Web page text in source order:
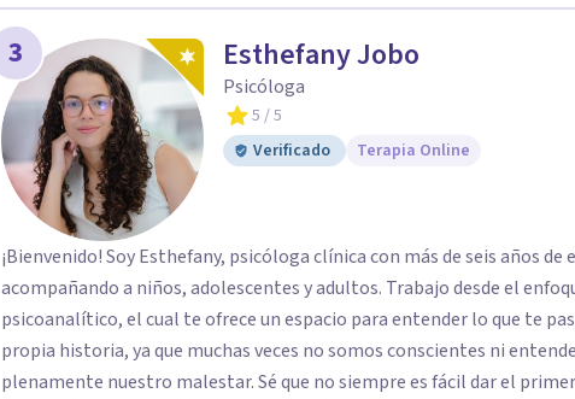
3 Esthefany Jobo
Psicóloga
5 / 5
Verificado
Terapia Online
¡Bienvenido! Soy Esthefany, psicóloga clínica con más de seis años de
acompañando a niños, adolescentes y adultos. Trabajo desde el
psicoanalítico, el cual te ofrece un espacio para entender lo que te
propia historia, ya que muchas veces no somos conscientes ni
plenamente nuestro malestar. Sé que no siempre es fácil dar el